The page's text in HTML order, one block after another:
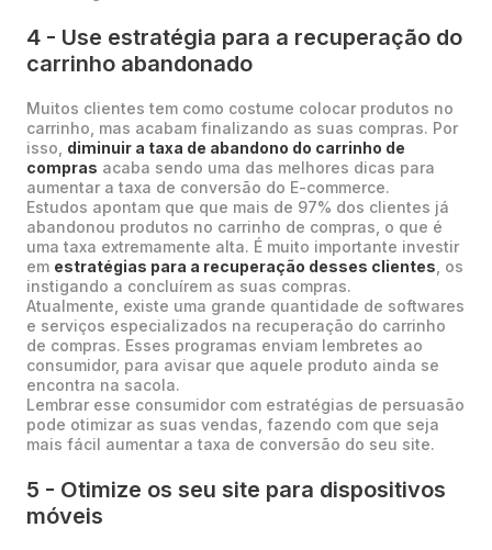
4 - Use estratégia para a recuperação do
carrinho abandonado
Muitos clientes tem como costume colocar produtos no
carrinho, mas acabam finalizando as suas compras. Por
isso, diminuir a taxa de abandono do carrinho de
compras acaba sendo uma das melhores dicas para
aumentar a taxa de conversão do E-commerce.
Estudos apontam que que mais de 97% dos clientes já
abandonou produtos no carrinho de compras, o que é
uma taxa extremamente alta. É muito importante investir
em estratégias para a recuperação desses clientes , os
instigando a concluírem as suas compras.
Atualmente, existe uma grande quantidade de softwares
e serviços especializados na recuperação do carrinho
de compras. Esses programas enviam lembretes ao
consumidor, para avisar que aquele produto ainda se
encontra na sacola.
Lembrar esse consumidor com estratégias de persuasão
pode otimizar as suas vendas, fazendo com que seja
mais fácil aumentar a taxa de conversão do seu site.
5 - Otimize os seu site para dispositivos
móveis